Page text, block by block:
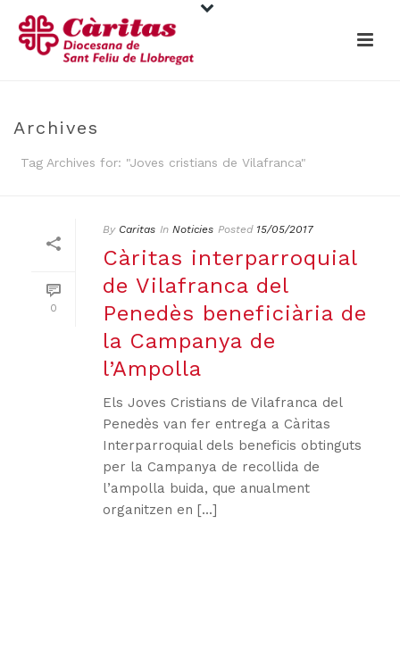
Archives
Tag Archives for: "Joves cristians de Vilafranca"
0
By Caritas In Noticies Posted 15/05/2017
Càritas interparroquial
de Vilafranca del
Penedès beneficiària de
la Campanya de
l’Ampolla
Els Joves Cristians de Vilafranca del
Penedès van fer entrega a Càritas
Interparroquial dels beneficis obtinguts
per la Campanya de recollida de
l’ampolla buida, que anualment
organitzen en [...]